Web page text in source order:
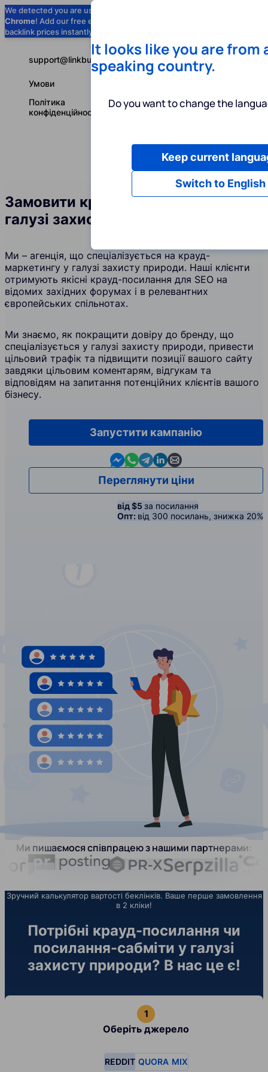
We detected you are using
Chrome! Add our free extension to check
backlink prices instantly as you browse.
Послуги
Українська
support@linkbuilder.com
Умови
Політика
конфіденційності
Замовити крауд-посилання у
галузі захисту природи
Ми – агенція, що спеціалізується на крауд-
маркетингу у галузі захисту природи. Наші клієнти
отримують якісні крауд-посилання для SEO на
відомих західних форумах і в релевантних
європейських спільнотах.
Ми знаємо, як покращити довіру до бренду, що
спеціалізується у галузі захисту природи, привести
цільовий трафік та підвищити позиції вашого сайту
завдяки цільовим коментарям, відгукам та
відповідям на запитання потенційних клієнтів вашого
бізнесу.
Запустити кампанію
Contact us in Messenger
Contact us in WhatsApp
Contact us in Telegram
Contact us in Linkedin
Contact us by email
Переглянути ціни
від $5 за посилання
Опт: від 300 посилань, знижка 20%
Ми пишаємося співпрацею з нашими партнерами:
Зручний калькулятор вартості беклінків. Ваше перше замовлення
в 2 кліки!
Потрібні крауд-посилання чи
посилання-сабміти у галузі
захисту природи? В нас це є!
Оберіть джерело
REDDIT QUORA MIX
It looks like you are from
speaking country.
Do you want to change the
Switch to English
Keep current